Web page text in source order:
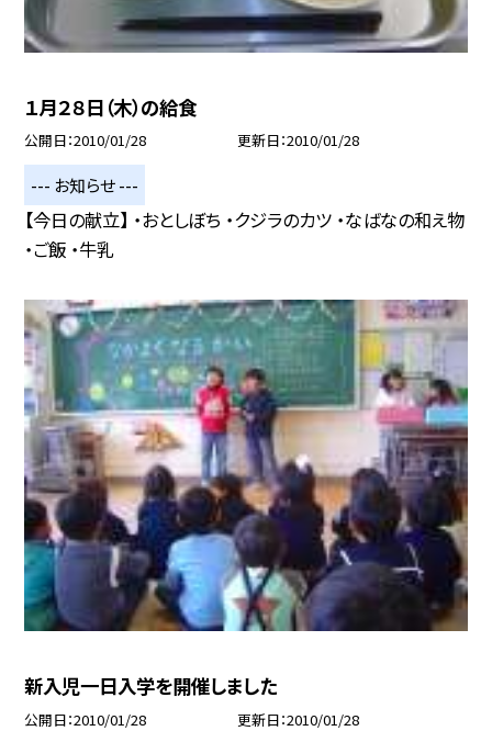
１月２８日（木）の給食
公開日 2010/01/28 更新日 2010/01/28
--- お知らせ ---
【今日の献立】 ・おとしぼち ・クジラのカツ ・なばなの和え物
・ご飯 ・牛乳
新入児一日入学を開催しました
公開日 2010/01/28 更新日 2010/01/28